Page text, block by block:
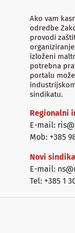
Ako vam
odredbe
provodi
izloženi
potrebna
portalu
sindikatu.
Regionalni
E-mail:
Mob: +385
Novi
E-mail:
Tel: +385 1